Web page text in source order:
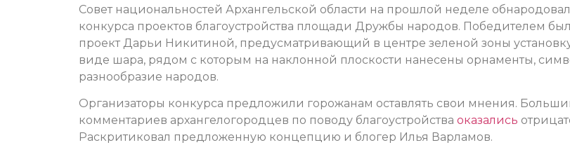
Совет национальностей Архангельской области на прошлой неделе обнародовал
конкурса проектов благоустройства площади Дружбы народов. Победителем
проект Дарьи Никитиной, предусматривающий в центре зеленой зоны
виде шара, рядом с которым на наклонной плоскости нанесены орнаменты,
разнообразие народов.
Организаторы конкурса предложили горожанам оставлять свои мнения.
комментариев архангелогородцев по поводу благоустройства оказались
Раскритиковал предложенную концепцию и блогер Илья Варламов.